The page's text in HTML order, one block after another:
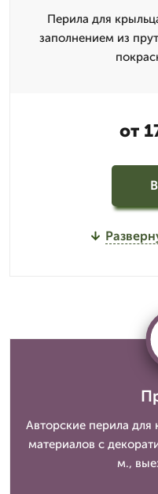
Перила для
заполнением из
от
Авторские перила
материалов с
м.,